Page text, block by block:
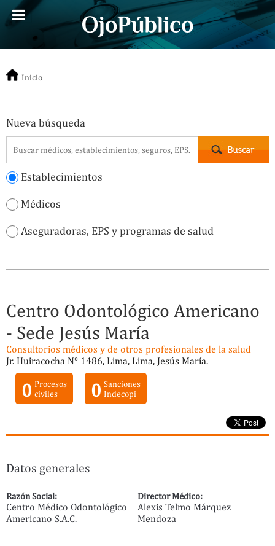
Inicio
Nueva búsqueda
Establecimientos
Médicos
Aseguradoras, EPS y programas de salud
Centro Odontológico Americano
- Sede Jesús María
Consultorios médicos y de otros profesionales de la salud
Jr. Huiracocha N° 1486, Lima, Lima, Jesús María.
0 Procesos
civiles
0 Sanciones
Indecopi
Datos generales
Razón Social:
Centro Médico Odontológico
Americano S.A.C.
Director Médico:
Alexis Telmo Márquez
Mendoza